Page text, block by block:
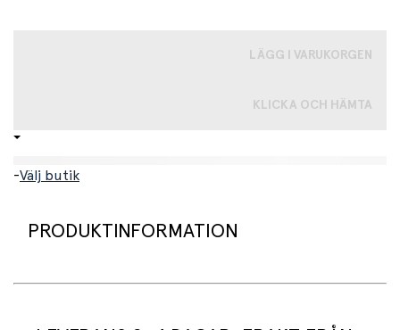
LÄGG I VARUKORGEN
KLICKA OCH HÄMTA
-Välj butik
PRODUKTINFORMATION
Påse med 1000 midi pärlor i fin grön färg från klassiska